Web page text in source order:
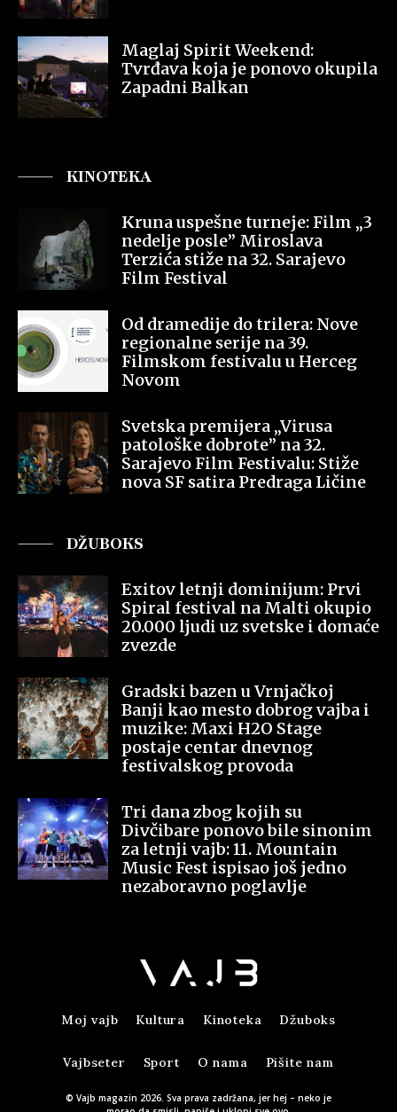
Maglaj Spirit Weekend:
Tvrđava koja je ponovo okupila
Zapadni Balkan
KINOTEKA
Kruna uspešne turneje: Film „3
nedelje posle” Miroslava
Terzića stiže na 32. Sarajevo
Film Festival
Od dramedije do trilera: Nove
regionalne serije na 39.
Filmskom festivalu u Herceg
Novom
Svetska premijera „Virusa
patološke dobrote” na 32.
Sarajevo Film Festivalu: Stiže
nova SF satira Predraga Ličine
DŽUBOKS
Exitov letnji dominijum: Prvi
Spiral festival na Malti okupio
20.000 ljudi uz svetske i domaće
zvezde
Gradski bazen u Vrnjačkoj
Banji kao mesto dobrog vajba i
muzike: Maxi H2O Stage
postaje centar dnevnog
festivalskog provoda
Tri dana zbog kojih su
Divčibare ponovo bile sinonim
za letnji vajb: 11. Mountain
Music Fest ispisao još jedno
nezaboravno poglavlje
Moj vajb Kultura Kinoteka Džuboks
Vajbseter Sport O nama Pišite nam
© Vajb magazin 2026. Sva prava zadržana, jer hej – neko je